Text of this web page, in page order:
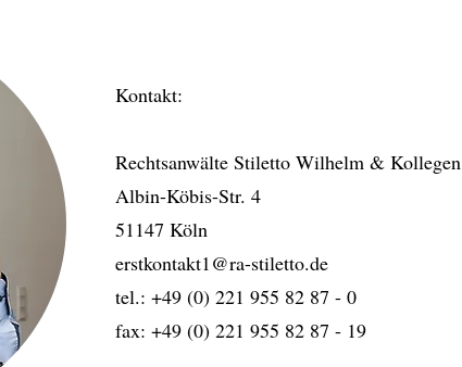
Kontakt:
Rechtsanwälte Stiletto Wilhelm & Kollegen
Albin-Köbis-Str. 4
51147 Köln
erstkontakt1@ra-stiletto.de
tel.: +49 (0) 221 955 82 87 - 0
fax: +49 (0) 221 955 82 87 - 19